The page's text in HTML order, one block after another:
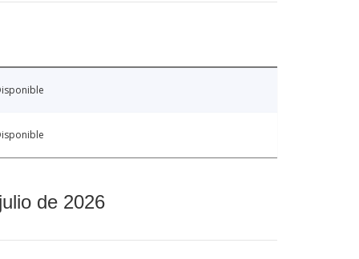
de 2026